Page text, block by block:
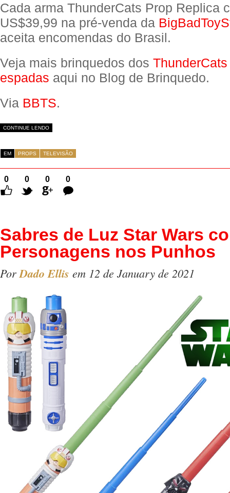
Cada arma ThunderCats Prop Replica
US$39,99 na pré-venda da
aceita encomendas do Brasil.
Veja mais brinquedos dos ThunderCats
espadas aqui no Blog de Brinquedo.
Via BBTS.
CONTINUE LENDO
EM PROPS TELEVISÃO
0 0 0
0
Comentários
Sabres de Luz Star Wars
Personagens nos Punhos
PorDado Ellis em 12 de January de 2021